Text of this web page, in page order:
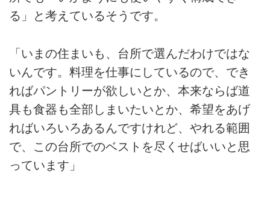
る」と考えているそうです。
「いまの住まいも、台所で選んだわけではな
いんです。料理を仕事にしているので、でき
ればパントリーが欲しいとか、本来ならば道
具も食器も全部しまいたいとか、希望をあげ
ればいろいろあるんですけれど、やれる範囲
で、この台所でのベストを尽くせばいいと思
っています」